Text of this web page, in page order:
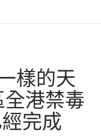
樣的天
港禁毒
完成